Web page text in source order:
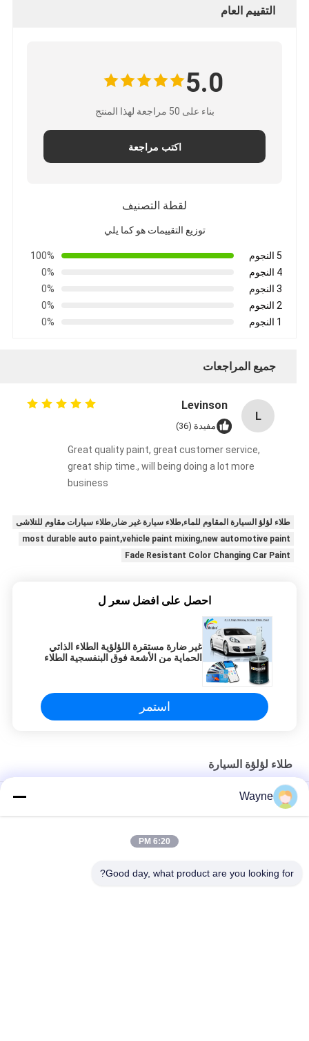
التقييم العام
5.0
بناء على 50 مراجعة لهذا المنتج
اكتب مراجعة
لقطة التصنيف
توزيع التقييمات هو كما يلي
5 النجوم
100%
4 النجوم
0%
3 النجوم
0%
2 النجوم
0%
1 النجوم
0%
جميع المراجعات
L
Levinson
مفيدة (36)
Great quality paint, great customer service,
great ship time., will being doing a lot more
business
طلاء لؤلؤ السيارة المقاوم للماء,طلاء سيارة غير ضار,طلاء سيارات مقاوم للتلاشى
most durable auto paint,vehicle paint mixing,new automotive paint
Fade Resistant Color Changing Car Paint
احصل على افضل سعر ل
غير ضارة مستقرة اللؤلؤية الطلاء الذاتي
الحماية من الأشعة فوق البنفسجية الطلاء
استمر
طلاء لؤلؤة السيارة
طلاء لؤلؤ السيارة المقاوم للعفن متعدد الوظائف اللون الأبيض العملي
أساس 1K ثابت لهيكل السيارة
Wayne
6:20 PM
Good day, what product are you looking for?